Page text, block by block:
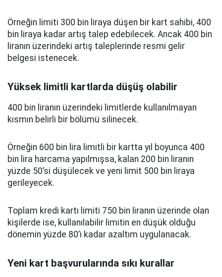
Örneğin limiti 300 bin liraya düşen bir kart sahibi, 400
bin liraya kadar artış talep edebilecek. Ancak 400 bin
liranın üzerindeki artış taleplerinde resmi gelir
belgesi istenecek.
Yüksek limitli kartlarda düşüş olabilir
400 bin liranın üzerindeki limitlerde kullanılmayan
kısmın belirli bir bölümü silinecek.
Örneğin 600 bin lira limitli bir kartta yıl boyunca 400
bin lira harcama yapılmışsa, kalan 200 bin liranın
yüzde 50’si düşülecek ve yeni limit 500 bin liraya
gerileyecek.
Toplam kredi kartı limiti 750 bin liranın üzerinde olan
kişilerde ise, kullanılabilir limitin en düşük olduğu
dönemin yüzde 80’i kadar azaltım uygulanacak.
Yeni kart başvurularında sıkı kurallar